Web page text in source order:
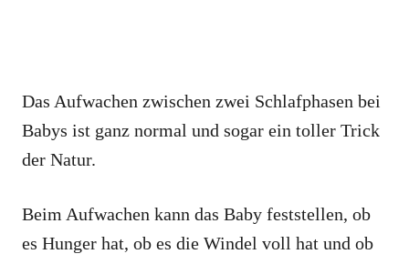
Das Aufwachen zwischen zwei Schlafphasen bei
Babys ist ganz normal und sogar ein toller Trick
der Natur.
Beim Aufwachen kann das Baby feststellen, ob
es Hunger hat, ob es die Windel voll hat und ob